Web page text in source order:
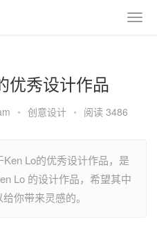
优秀设计作品
• 创意设计 • 阅读 3486
Lo的优秀设计作品，是
Lo 的设计作品，希望其中
你带来灵感的。